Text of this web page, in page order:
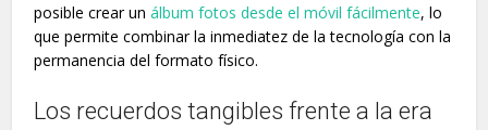
posible crear unálbum fotos desde el móvil fácilmente, lo
que permite combinar la inmediatez de la tecnología con la
permanencia del formato físico.
Los recuerdos tangibles frente a la era